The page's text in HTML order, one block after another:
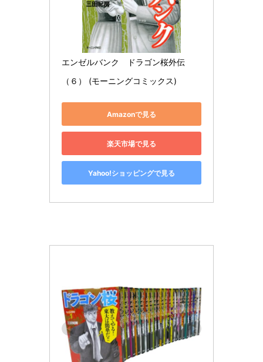
エンゼルバンク　ドラゴン桜外伝
（６） (モーニングコミックス)
Amazonで見る
楽天市場で見る
Yahoo!ショッピングで見る